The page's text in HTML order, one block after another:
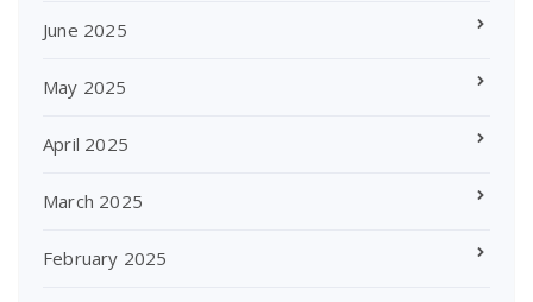
June 2025
May 2025
April 2025
March 2025
February 2025